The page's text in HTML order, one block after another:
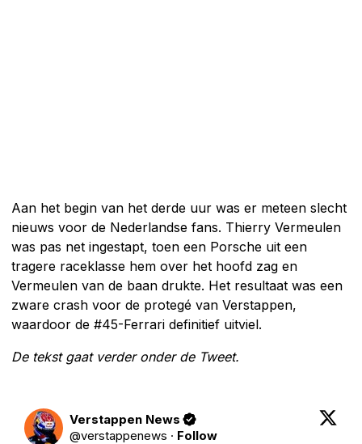
Aan het begin van het derde uur was er meteen slecht
nieuws voor de Nederlandse fans. Thierry Vermeulen
was pas net ingestapt, toen een Porsche uit een
tragere raceklasse hem over het hoofd zag en
Vermeulen van de baan drukte. Het resultaat was een
zware crash voor de protegé van Verstappen,
waardoor de #45-Ferrari definitief uitviel.
De tekst gaat verder onder de Tweet.
Verstappen News
@verstappenews · Follow